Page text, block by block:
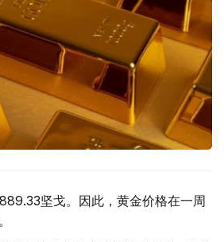
坚戈。因此，黄金价格在一周